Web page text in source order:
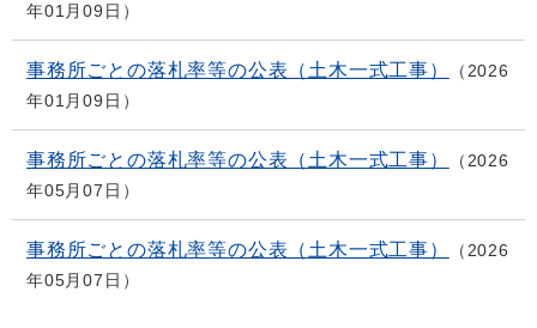
年01月09日
事務所ごとの落札率等の公表（土木一式工事）
2026
年01月09日
事務所ごとの落札率等の公表（土木一式工事）
2026
年05月07日
事務所ごとの落札率等の公表（土木一式工事）
2026
年05月07日